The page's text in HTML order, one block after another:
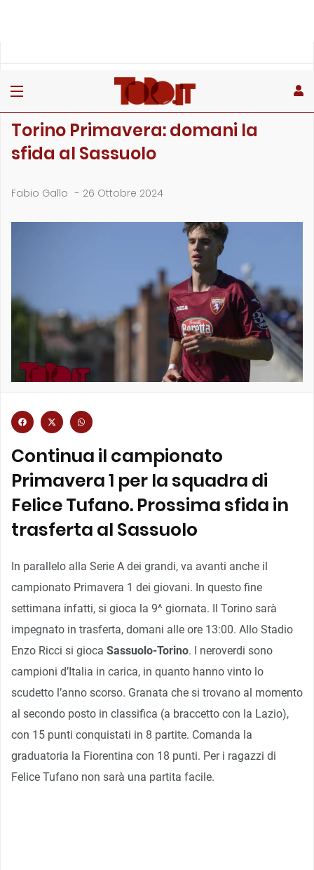
Torino Primavera: domani la
sfida al Sassuolo
Fabio Gallo - 26 Ottobre 2024
Continua il campionato
Primavera 1 per la squadra di
Felice Tufano. Prossima sfida in
trasferta al Sassuolo
In parallelo alla Serie A dei grandi, va avanti anche il
campionato Primavera 1 dei giovani. In questo fine
settimana infatti, si gioca la 9^ giornata. Il Torino sarà
impegnato in trasferta, domani alle ore 13:00. Allo Stadio
Enzo Ricci si gioca Sassuolo-Torino. I neroverdi sono
campioni d’Italia in carica, in quanto hanno vinto lo
scudetto l’anno scorso. Granata che si trovano al momento
al secondo posto in classifica (a braccetto con la Lazio),
con 15 punti conquistati in 8 partite. Comanda la
graduatoria la Fiorentina con 18 punti. Per i ragazzi di
Felice Tufano non sarà una partita facile.